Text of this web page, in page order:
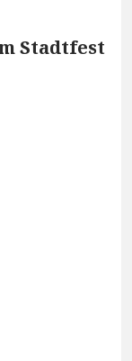
Stadtfest